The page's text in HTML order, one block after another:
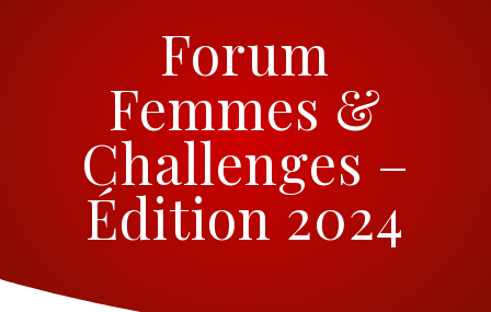
Forum
Femmes &
Challenges –
Édition 2024